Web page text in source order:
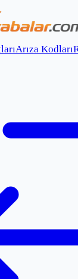
Arıza Kodları